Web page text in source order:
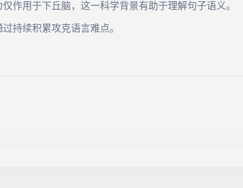
作用于下丘脑，这一科学背景有助于理解句子语义。
持续积累攻克语言难点。